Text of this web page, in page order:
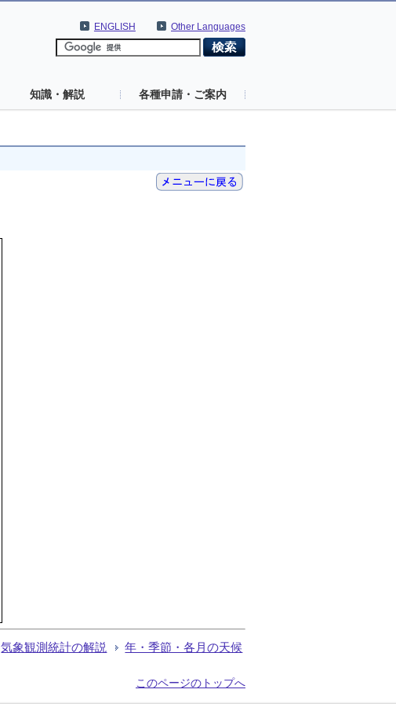
Other Languages
ENGLISH
知識・解説 各種申請・ご案内
気象観測統計の解説 年・季節・各月の天候
このページのトップへ